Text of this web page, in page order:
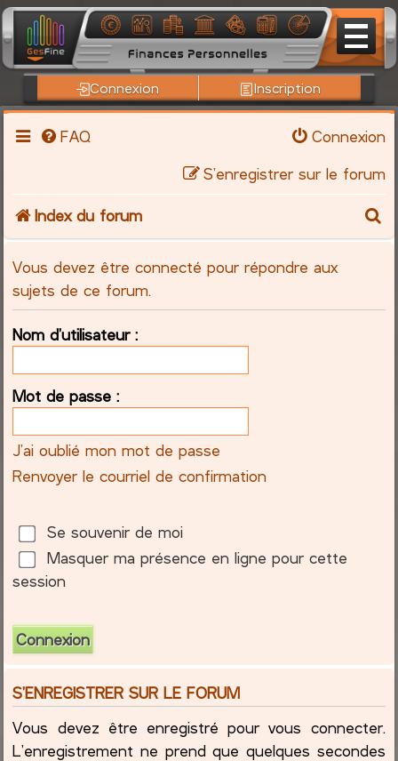
Connexion Inscription
FAQ
Connexion
S’enregistrer sur le forum
Index du forum
Vous devez être connecté pour répondre aux
sujets de ce forum.
Nom d’utilisateur :
Mot de passe :
J’ai oublié mon mot de passe
Renvoyer le courriel de confirmation
Se souvenir de moi
Masquer ma présence en ligne pour cette
session
S’ENREGISTRER SUR LE FORUM
Vous devez être enregistré pour vous connecter.
L’enregistrement ne prend que quelques secondes